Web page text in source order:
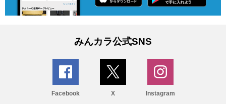
みんカラ公式SNS
Facebook X Instagram